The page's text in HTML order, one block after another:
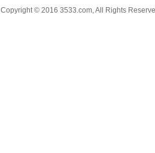
Copyright © 2016 3533.com, All Rights